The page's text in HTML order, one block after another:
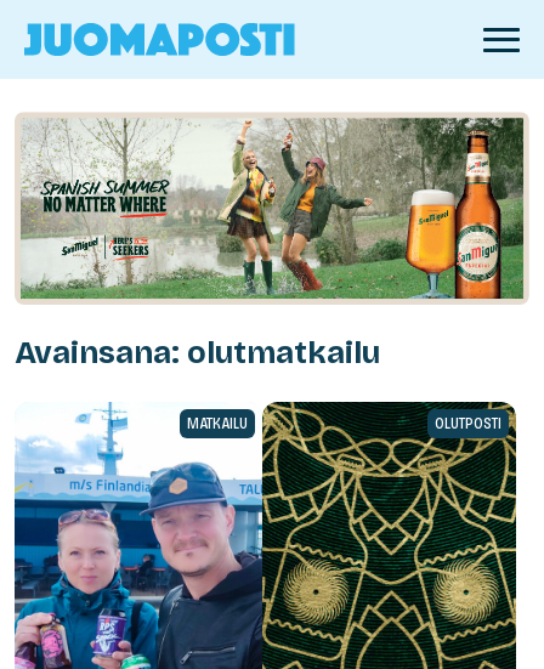
Avainsana: olutmatkailu
MATKAILU OLUTPOSTI